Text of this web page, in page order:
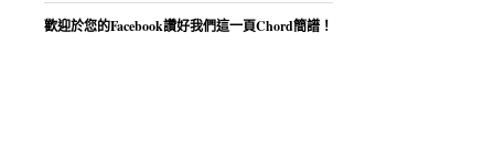
歡迎於您的Facebook讚好我們這一頁Chord簡譜！